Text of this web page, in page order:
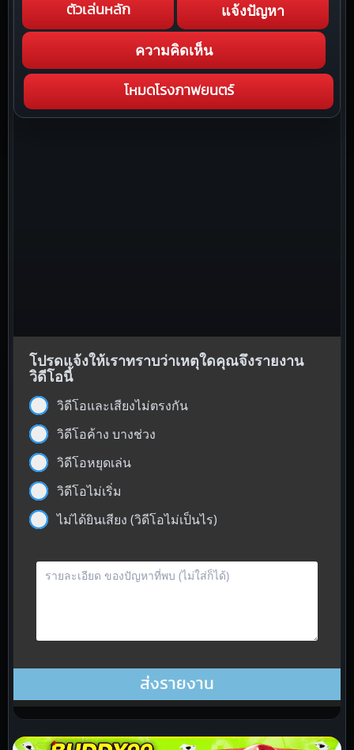
ตัวเล่นหลัก แจ้งปัญหา
ความคิดเห็น
โหมดโรงภาพยนตร์
โปรดแจ้งให้เราทราบว่าเหตุใดคุณจึงรายงาน
วิดีโอนี้
วิดีโอและเสียงไม่ตรงกัน
วิดีโอค้าง บางช่วง
วิดีโอหยุดเล่น
วิดีโอไม่เริ่ม
ไม่ได้ยินเสียง (วิดีโอไม่เป็นไร)